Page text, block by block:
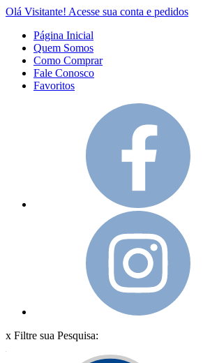
Olá Visitante! Acesse sua conta e pedidos
Página Inicial
Quem Somos
Como Comprar
Fale Conosco
Favoritos
x Filtre sua Pesquisa: